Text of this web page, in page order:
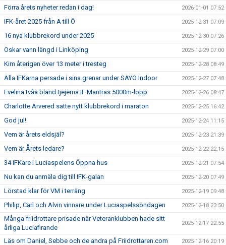
Förra årets nyheter redan i dag! 2026-01-01 07:52
IFK-året 2025 från A till Ö 2025-12-31 07:09
16 nya klubbrekord under 2025 2025-12-30 07:26
Oskar vann längd i Linköping 2025-12-29 07:00
Kim återigen över 13 meter i tresteg 2025-12-28 08:49
Alla IFKarna persade i sina grenar under SAYO Indoor 2025-12-27 07:48
Evelina tvåa bland tjejerna IF Mantras 5000m-lopp 2025-12-26 08:47
Charlotte Arvered satte nytt klubbrekord i maraton 2025-12-25 16:42
God jul! 2025-12-24 11:15
Vem är årets eldsjäl? 2025-12-23 21:39
Vem är Årets ledare? 2025-12-22 22:15
34 IFKare i Luciaspelens Öppna hus 2025-12-21 07:54
Nu kan du anmäla dig till IFK-galan 2025-12-20 07:49
Lörstad klar för VM i terräng 2025-12-19 09:48
Philip, Carl och Alvin vinnare under Luciaspelssöndagen 2025-12-18 23:50
Många friidrottare prisade när Veteranklubben hade sitt
årliga Luciafirande
2025-12-17 22:55
Läs om Daniel, Sebbe och de andra på Friidrottaren.com 2025-12-16 20:19